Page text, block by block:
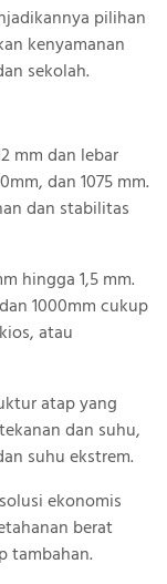
pilihan
kenyamanan
sekolah.
mm dan lebar
dan 1075 mm.
dan stabilitas
hingga 1,5 mm.
1000mm cukup
atau
atap yang
dan suhu,
suhu ekstrem.
ekonomis
berat
tambahan.